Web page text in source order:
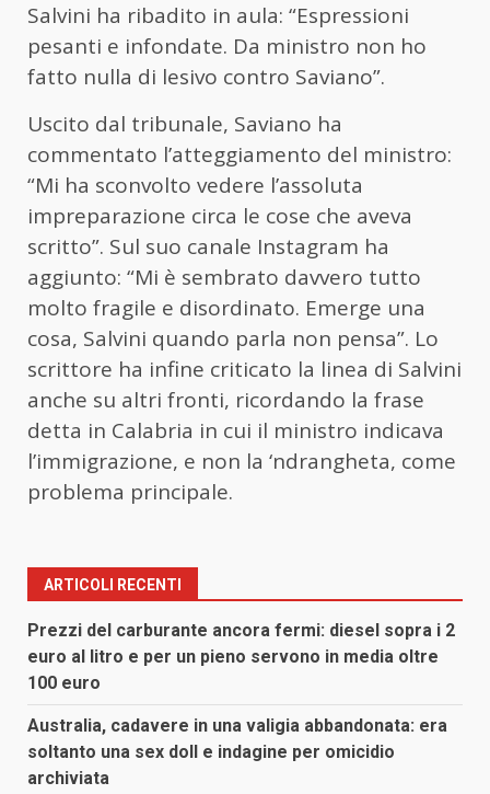
Salvini ha ribadito in aula: “Espressioni
pesanti e infondate. Da ministro non ho
fatto nulla di lesivo contro Saviano”.
Uscito dal tribunale, Saviano ha
commentato l’atteggiamento del ministro:
“Mi ha sconvolto vedere l’assoluta
impreparazione circa le cose che aveva
scritto”. Sul suo canale Instagram ha
aggiunto: “Mi è sembrato davvero tutto
molto fragile e disordinato. Emerge una
cosa, Salvini quando parla non pensa”. Lo
scrittore ha infine criticato la linea di Salvini
anche su altri fronti, ricordando la frase
detta in Calabria in cui il ministro indicava
l’immigrazione, e non la ‘ndrangheta, come
problema principale.
ARTICOLI RECENTI
Prezzi del carburante ancora fermi: diesel sopra i 2
euro al litro e per un pieno servono in media oltre
100 euro
Australia, cadavere in una valigia abbandonata: era
soltanto una sex doll e indagine per omicidio
archiviata